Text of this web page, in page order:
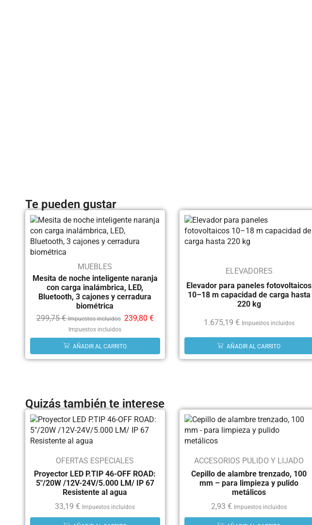
Te pueden gustar
MUEBLES
Mesita de noche inteligente naranja
con carga inalámbrica, LED,
Bluetooth, 3 cajones y cerradura
biométrica
299,75€ Impuestos incluidos 239,80 €
Impuestos incluidos
AÑADIR AL CARRITO
ELEVADORES
Elevador para paneles fotovoltaicos
10–18 m capacidad de carga hasta
220 kg
1.675,19 € Impuestos incluidos
AÑADIR AL CARRITO
Quizás también te interese
OFERTAS ESPECIALES
Proyector LED P.TIP 46-OFF ROAD:
5"/20W /12V-24V/5.000 LM/ IP 67
Resistente al agua
33,19€ Impuestos incluidos
ACCESORIOS PULIDO Y LIJADO
Cepillo de alambre trenzado, 100
mm – para limpieza y pulido
metálicos
2,93€ Impuestos incluidos